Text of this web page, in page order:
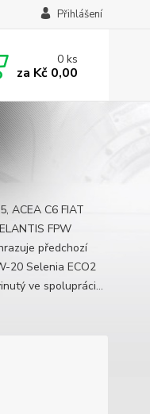
Přihlášení
0ks
za Kč 0,00
ACEA C6 FIAT
FPW
předchozí
20 Selenia ECO2
ve spolupráci...